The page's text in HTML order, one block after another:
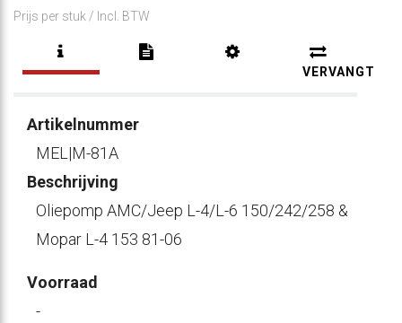
Prijs per stuk / Incl. BTW
VERVANGT
Artikelnummer
MEL|M-81A
Beschrijving
Oliepomp AMC/Jeep L-4/L-6 150/242/258 &
Mopar L-4 153 81-06
Voorraad
-